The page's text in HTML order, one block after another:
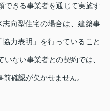
できる事業者を通じて実施す
向型住宅の場合は、建築事
力表明」を行っていること
ない事業者との契約では、
確認が欠かせません。